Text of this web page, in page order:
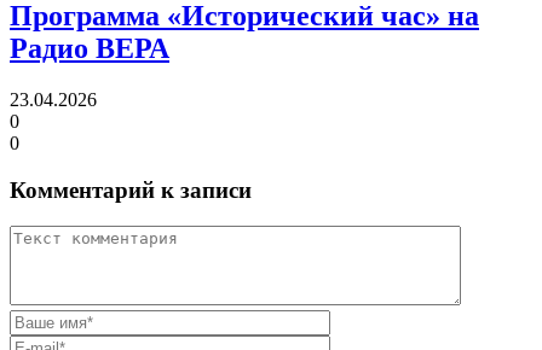
Программа «Исторический час» на
Радио ВЕРА
23.04.2026
0
0
Комментарий к записи